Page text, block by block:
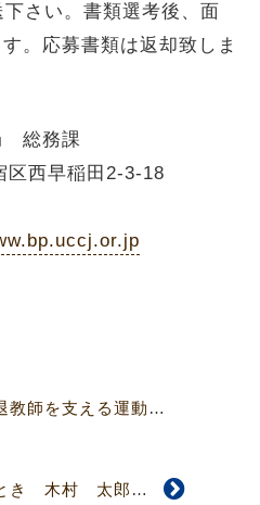
さい。書類選考後、面
。応募書類は返却致しま
総務課
西早稲田2-3-18
【4658号】隠退教師を支える運動 「三〇年記念感謝礼拝」に出席して
【4658号】人ひととき 木村 太郎さん